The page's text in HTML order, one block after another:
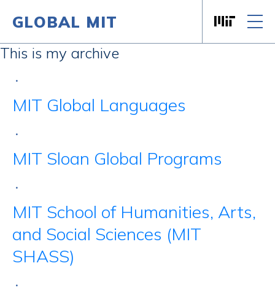
Skip to content
GLOBAL MIT
This is my archive
•
MIT Global Languages
•
MIT Sloan Global Programs
•
MIT School of Humanities, Arts,
and Social Sciences (MIT
SHASS)
•